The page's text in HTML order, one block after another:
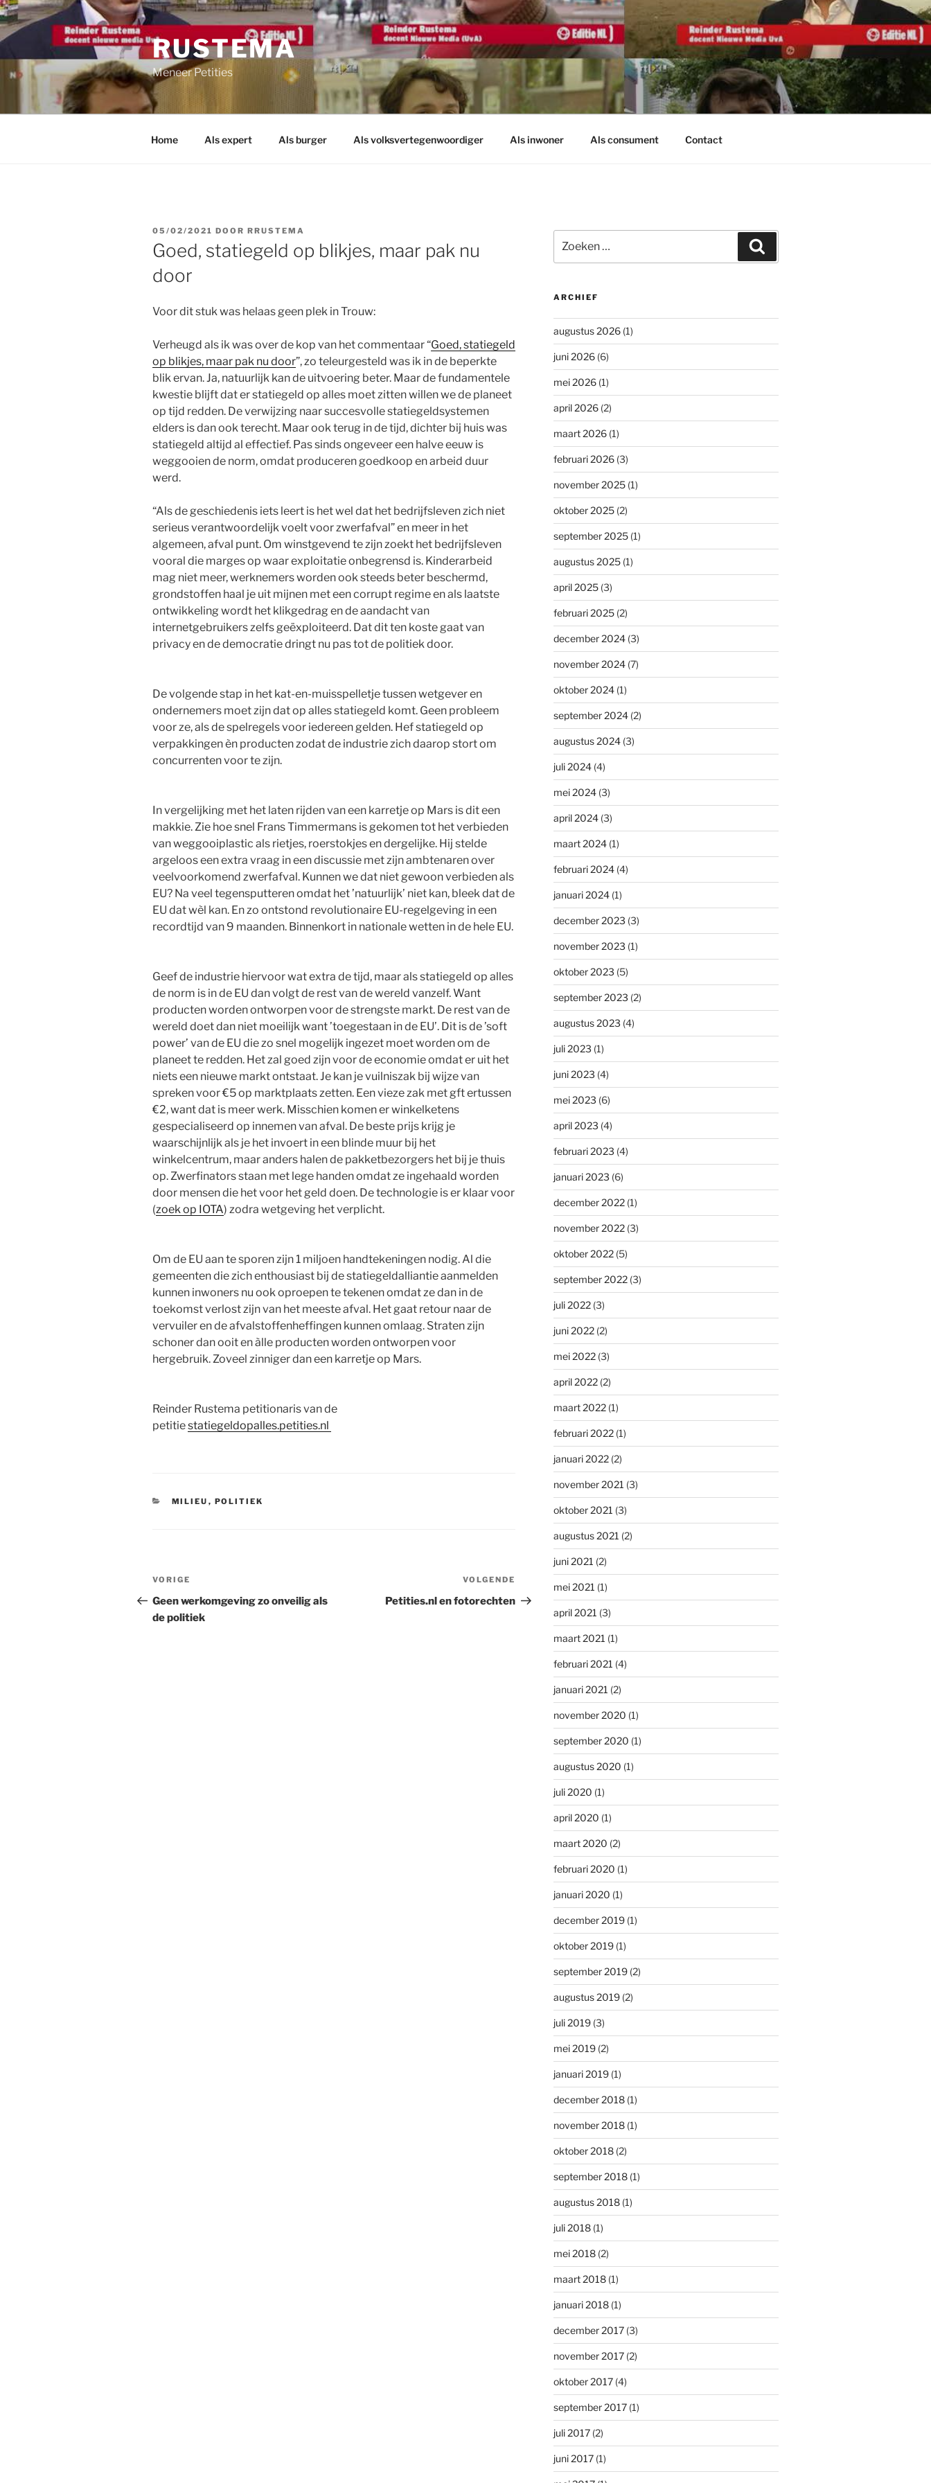
Ga
naar
de
inhoud
RUSTEMA
Meneer Petities
Home Als expert Als burger Als volksvertegenwoordiger Als inwoner Als consument Contact
GEPLAATST
OP
05/02/2021 DOOR RRUSTEMA
Goed, statiegeld op blikjes, maar pak nu
door
Voor dit stuk was helaas geen plek in Trouw:
Verheugd als ik was over de kop van het commentaar “Goed, statiegeld
op blikjes, maar pak nu door”, zo teleurgesteld was ik in de beperkte
blik ervan. Ja, natuurlijk kan de uitvoering beter. Maar de fundamentele
kwestie blijft dat er statiegeld op alles moet zitten willen we de planeet
op tijd redden. De verwijzing naar succesvolle statiegeldsystemen
elders is dan ook terecht. Maar ook terug in de tijd, dichter bij huis was
statiegeld altijd al effectief. Pas sinds ongeveer een halve eeuw is
weggooien de norm, omdat produceren goedkoop en arbeid duur
werd.
“Als de geschiedenis iets leert is het wel dat het bedrijfsleven zich niet
serieus verantwoordelijk voelt voor zwerfafval” en meer in het
algemeen, afval punt. Om winstgevend te zijn zoekt het bedrijfsleven
vooral die marges op waar exploitatie onbegrensd is. Kinderarbeid
mag niet meer, werknemers worden ook steeds beter beschermd,
grondstoffen haal je uit mijnen met een corrupt regime en als laatste
ontwikkeling wordt het klikgedrag en de aandacht van
internetgebruikers zelfs geëxploiteerd. Dat dit ten koste gaat van
privacy en de democratie dringt nu pas tot de politiek door.
De volgende stap in het kat-en-muisspelletje tussen wetgever en
ondernemers moet zijn dat op alles statiegeld komt. Geen probleem
voor ze, als de spelregels voor iedereen gelden. Hef statiegeld op
verpakkingen èn producten zodat de industrie zich daarop stort om
concurrenten voor te zijn.
In vergelijking met het laten rijden van een karretje op Mars is dit een
makkie. Zie hoe snel Frans Timmermans is gekomen tot het verbieden
van weggooiplastic als rietjes, roerstokjes en dergelijke. Hij stelde
argeloos een extra vraag in een discussie met zijn ambtenaren over
veelvoorkomend zwerfafval. Kunnen we dat niet gewoon verbieden als
EU? Na veel tegensputteren omdat het ’natuurlijk’ niet kan, bleek dat de
EU dat wèl kan. En zo ontstond revolutionaire EU-regelgeving in een
recordtijd van 9 maanden. Binnenkort in nationale wetten in de hele EU.
Geef de industrie hiervoor wat extra de tijd, maar als statiegeld op alles
de norm is in de EU dan volgt de rest van de wereld vanzelf. Want
producten worden ontworpen voor de strengste markt. De rest van de
wereld doet dan niet moeilijk want ’toegestaan in de EU’. Dit is de ’soft
power’ van de EU die zo snel mogelijk ingezet moet worden om de
planeet te redden. Het zal goed zijn voor de economie omdat er uit het
niets een nieuwe markt ontstaat. Je kan je vuilniszak bij wijze van
spreken voor €5 op marktplaats zetten. Een vieze zak met gft ertussen
€2, want dat is meer werk. Misschien komen er winkelketens
gespecialiseerd op innemen van afval. De beste prijs krijg je
waarschijnlijk als je het invoert in een blinde muur bij het
winkelcentrum, maar anders halen de pakketbezorgers het bij je thuis
op. Zwerfinators staan met lege handen omdat ze ingehaald worden
door mensen die het voor het geld doen. De technologie is er klaar voor
(zoek op IOTA) zodra wetgeving het verplicht.
Om de EU aan te sporen zijn 1 miljoen handtekeningen nodig. Al die
gemeenten die zich enthousiast bij de statiegeldalliantie aanmelden
kunnen inwoners nu ook oproepen te tekenen omdat ze dan in de
toekomst verlost zijn van het meeste afval. Het gaat retour naar de
vervuiler en de afvalstoffenheffingen kunnen omlaag. Straten zijn
schoner dan ooit en àlle producten worden ontworpen voor
hergebruik. Zoveel zinniger dan een karretje op Mars.
Reinder Rustema petitionaris van de
petitiestatiegeldopalles.petities.nl
CATEGORIEËN
MILIEU , POLITIEK
Bericht
navigatie
Vorig
bericht
VORIGE
Geen werkomgeving zo onveilig als
de politiek
bericht
VOLGENDE
Petities.nl en fotorechten
naar:
ARCHIEF
augustus 2026(1)
juni 2026(6)
mei 2026(1)
april 2026(2)
maart 2026(1)
februari 2026(3)
november 2025(1)
oktober 2025(2)
september 2025(1)
augustus 2025(1)
april 2025(3)
februari 2025(2)
december 2024(3)
november 2024(7)
oktober 2024(1)
september 2024(2)
augustus 2024(3)
juli 2024(4)
mei 2024(3)
april 2024(3)
maart 2024(1)
februari 2024(4)
januari 2024(1)
december 2023 (3)
november 2023 (1)
oktober 2023 (5)
september 2023 (2)
augustus 2023 (4)
juli 2023 (1)
juni 2023 (4)
mei 2023 (6)
april 2023 (4)
februari 2023 (4)
januari 2023 (6)
december 2022(1)
november 2022(3)
oktober 2022(5)
september 2022(3)
juli 2022(3)
juni 2022(2)
mei 2022(3)
april 2022(2)
maart 2022(1)
februari 2022(1)
januari 2022(2)
november 2021 (3)
oktober 2021 (3)
augustus 2021 (2)
juni 2021 (2)
mei 2021 (1)
april 2021 (3)
maart 2021 (1)
februari 2021 (4)
januari 2021 (2)
november 2020 (1)
september 2020 (1)
augustus 2020 (1)
juli 2020 (1)
april 2020 (1)
maart 2020 (2)
februari 2020 (1)
januari 2020 (1)
december 2019(1)
oktober 2019(1)
september 2019(2)
augustus 2019(2)
juli 2019(3)
mei 2019(2)
januari 2019(1)
december 2018(1)
november 2018(1)
oktober 2018(2)
september 2018(1)
augustus 2018(1)
juli 2018(1)
mei 2018(2)
maart 2018(1)
januari 2018(1)
december 2017(3)
november 2017(2)
oktober 2017(4)
september 2017(1)
juli 2017(2)
juni 2017(1)